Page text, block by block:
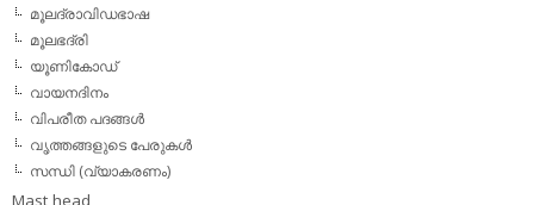
മൂലദ്രാവിഡഭാഷ
മൂലഭദ്രി
യൂണികോഡ്
വായനദിനം
വിപരീത പദങ്ങള്‍
വൃത്തങ്ങളുടെ പേരുകള്‍
സന്ധി (വ്യാകരണം)
Mast head